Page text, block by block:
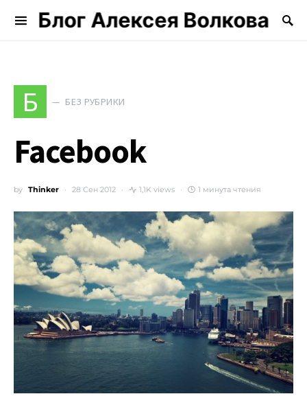
Блог Алексея Волкова
Search for:
Б БЕЗ РУБРИКИ
Facebook
by Thinker 28 Сен 2012 1,1K views 1 минута чтения